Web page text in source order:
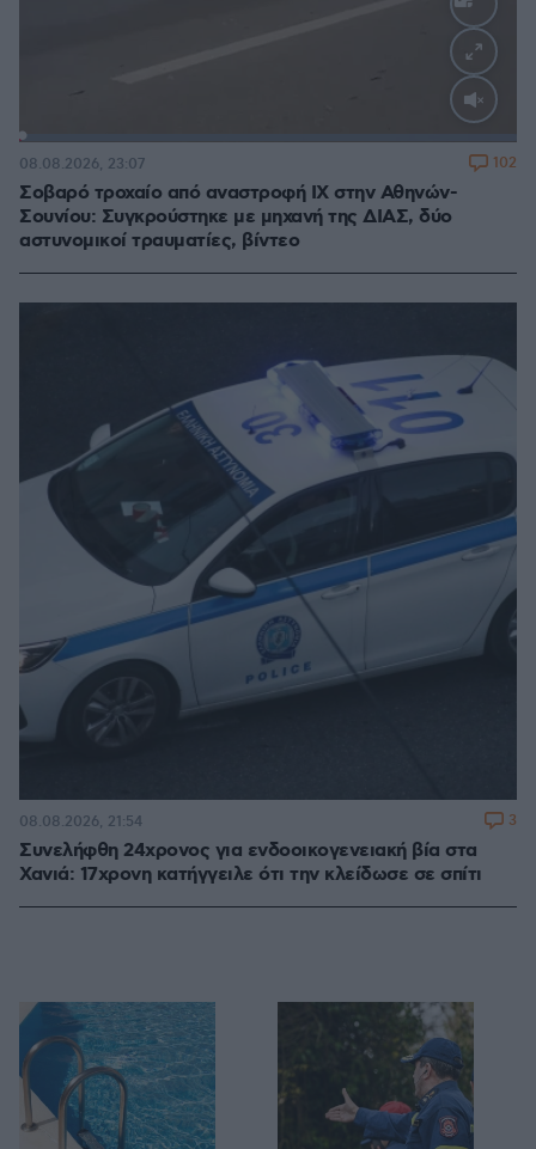
Σοβαρό τροχαίο από αναστροφή ΙΧ στην Αθηνών-
Σουνίου: Συγκρούστηκε με μηχανή της ΔΙΑΣ, δύο
αστυνομικοί τραυματίες, βίντεο
08.08.2026, 23:07 102
Συνελήφθη 24χρονος για ενδοοικογενειακή βία στα
Χανιά: 17χρονη κατήγγειλε ότι την κλείδωσε σε σπίτι
08.08.2026, 21:54 3